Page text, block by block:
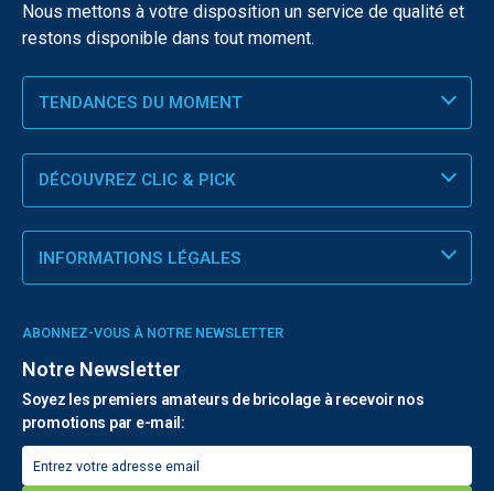
Nous mettons à votre disposition un service de qualité et
restons disponible dans tout moment.
TENDANCES DU MOMENT
DÉCOUVREZ CLIC & PICK
INFORMATIONS LÉGALES
ABONNEZ-VOUS À NOTRE NEWSLETTER
Notre Newsletter
Soyez les premiers amateurs de bricolage à recevoir nos
promotions par e-mail: